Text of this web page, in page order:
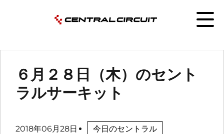
６月２８日（木）のセント
ラルサーキット
2018年06月28日 今日のセントラル